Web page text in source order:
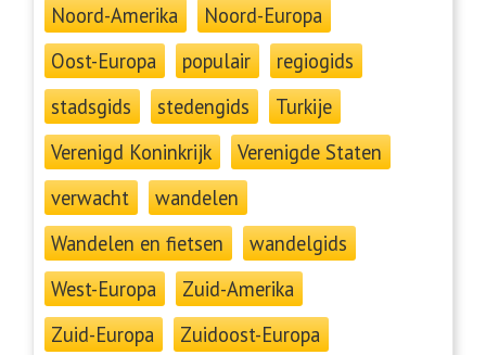
Noord-Amerika
Noord-Europa
Oost-Europa
populair
regiogids
stadsgids
stedengids
Turkije
Verenigd Koninkrijk
Verenigde Staten
verwacht
wandelen
Wandelen en fietsen
wandelgids
West-Europa
Zuid-Amerika
Zuid-Europa
Zuidoost-Europa